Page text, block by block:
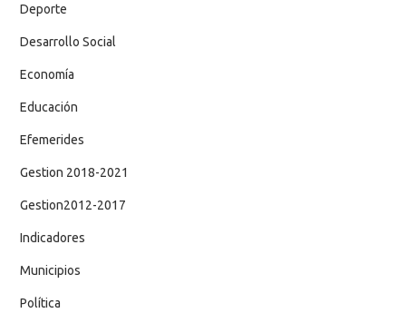
Deporte
Desarrollo Social
Economía
Educación
Efemerides
Gestion 2018-2021
Gestion2012-2017
Indicadores
Municipios
Política